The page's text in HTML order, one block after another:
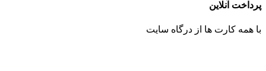
پرداخت آنلاین
با همه کارت ها از درگاه سایت